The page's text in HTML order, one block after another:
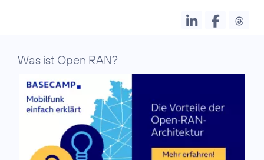
Was ist Open RAN?